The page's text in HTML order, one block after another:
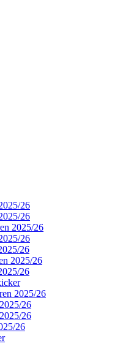
26
26
2025/26
26
26
2025/26
26
2025/26
26
26
26